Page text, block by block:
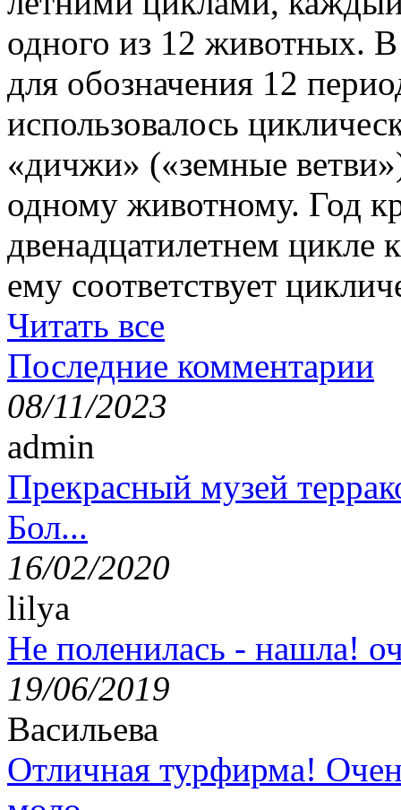
одного из 12 животных. В
для обозначения 12
использовалось
«дичжи» («земные
одному животному. Год
двенадцатилетнем цикле
ему соответствует
Читать все
Последние комментарии
08/11/2023
admin
Прекрасный музей
Бол...
16/02/2020
lilya
Не поленилась - нашла!
19/06/2019
Васильева
Отличная турфирма!